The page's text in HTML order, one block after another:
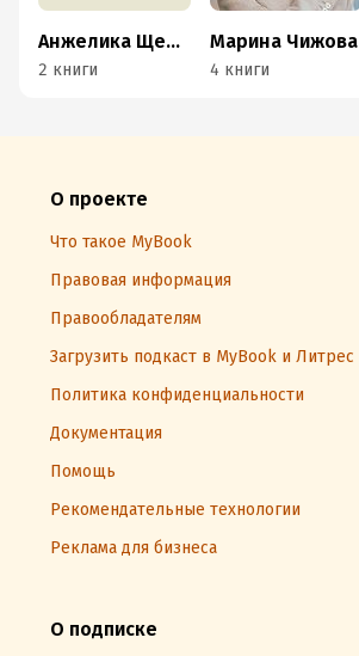
Анжелика Щербакова
2 книги
Марина Чижова
4 книги
О проекте
Что такое MyBook
Правовая информация
Правообладателям
Загрузить подкаст в MyBook и Литрес
Политика конфиденциальности
Документация
Помощь
Рекомендательные технологии
Реклама для бизнеса
О подписке